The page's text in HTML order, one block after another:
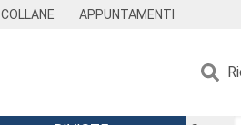
COLLANE APPUNTAMENTI